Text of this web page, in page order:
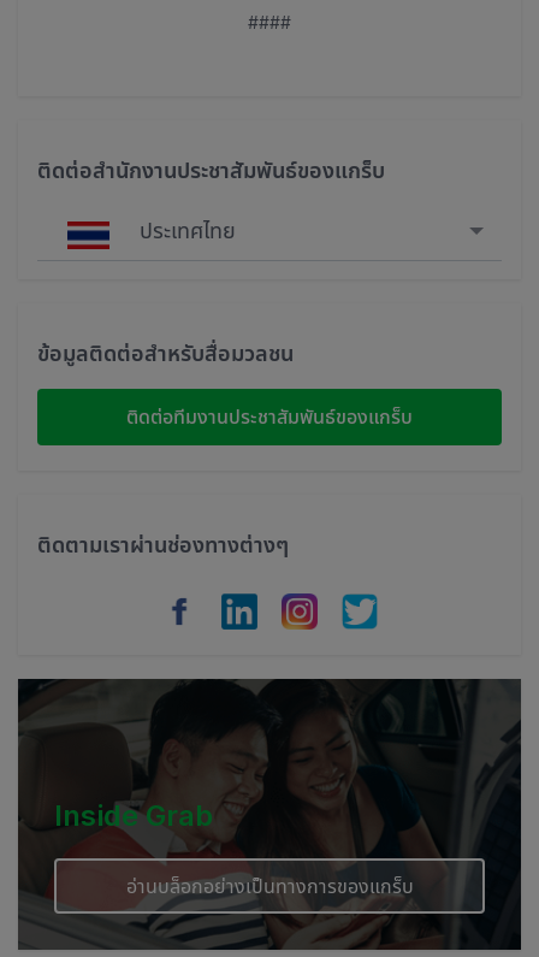
####
ติดต่อสำนักงานประชาสัมพันธ์ของแกร็บ
ประเทศไทย
Malaysia
Indonesia
Cambodia
ข้อมูลติดต่อสำหรับสื่อมวลชน
ติดต่อทีมงานประชาสัมพันธ์ของแกร็บ
ติดตามเราผ่านช่องทางต่างๆ
Inside Grab
อ่านบล็อกอย่างเป็นทางการของแกร็บ